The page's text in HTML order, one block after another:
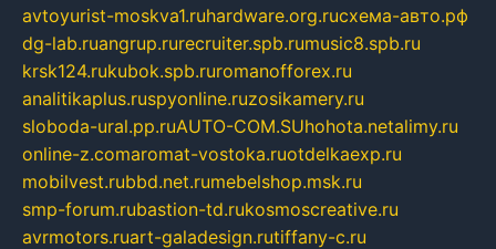
avtoyurist-moskva1.ruhardware.org.ruсхема-авто.рф
dg-lab.ruangrup.rurecruiter.spb.rumusic8.spb.ru
krsk124.rukubok.spb.ruromanofforex.ru
analitikaplus.ruspyonline.ruzosikamery.ru
sloboda-ural.pp.ruAUTO-COM.SUhohota.netalimy.ru
online-z.comaromat-vostoka.ruotdelkaexp.ru
mobilvest.rubbd.net.rumebelshop.msk.ru
smp-forum.rubastion-td.rukosmoscreative.ru
avrmotors.ruart-galadesign.rutiffany-c.ru